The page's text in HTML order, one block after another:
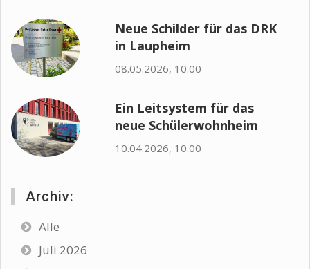
Neue Schilder für das DRK
in Laupheim
08.05.2026, 10:00
Ein Leitsystem für das
neue Schülerwohnheim
10.04.2026, 10:00
Archiv:
Alle
Juli 2026